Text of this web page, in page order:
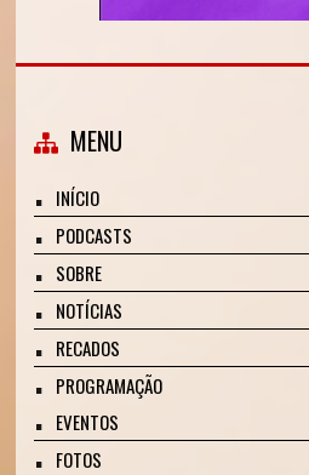
MENU
INÍCIO
PODCASTS
SOBRE
NOTÍCIAS
RECADOS
PROGRAMAÇÃO
EVENTOS
FOTOS